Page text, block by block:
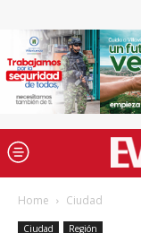
Home Ciudad
Ciudad Región